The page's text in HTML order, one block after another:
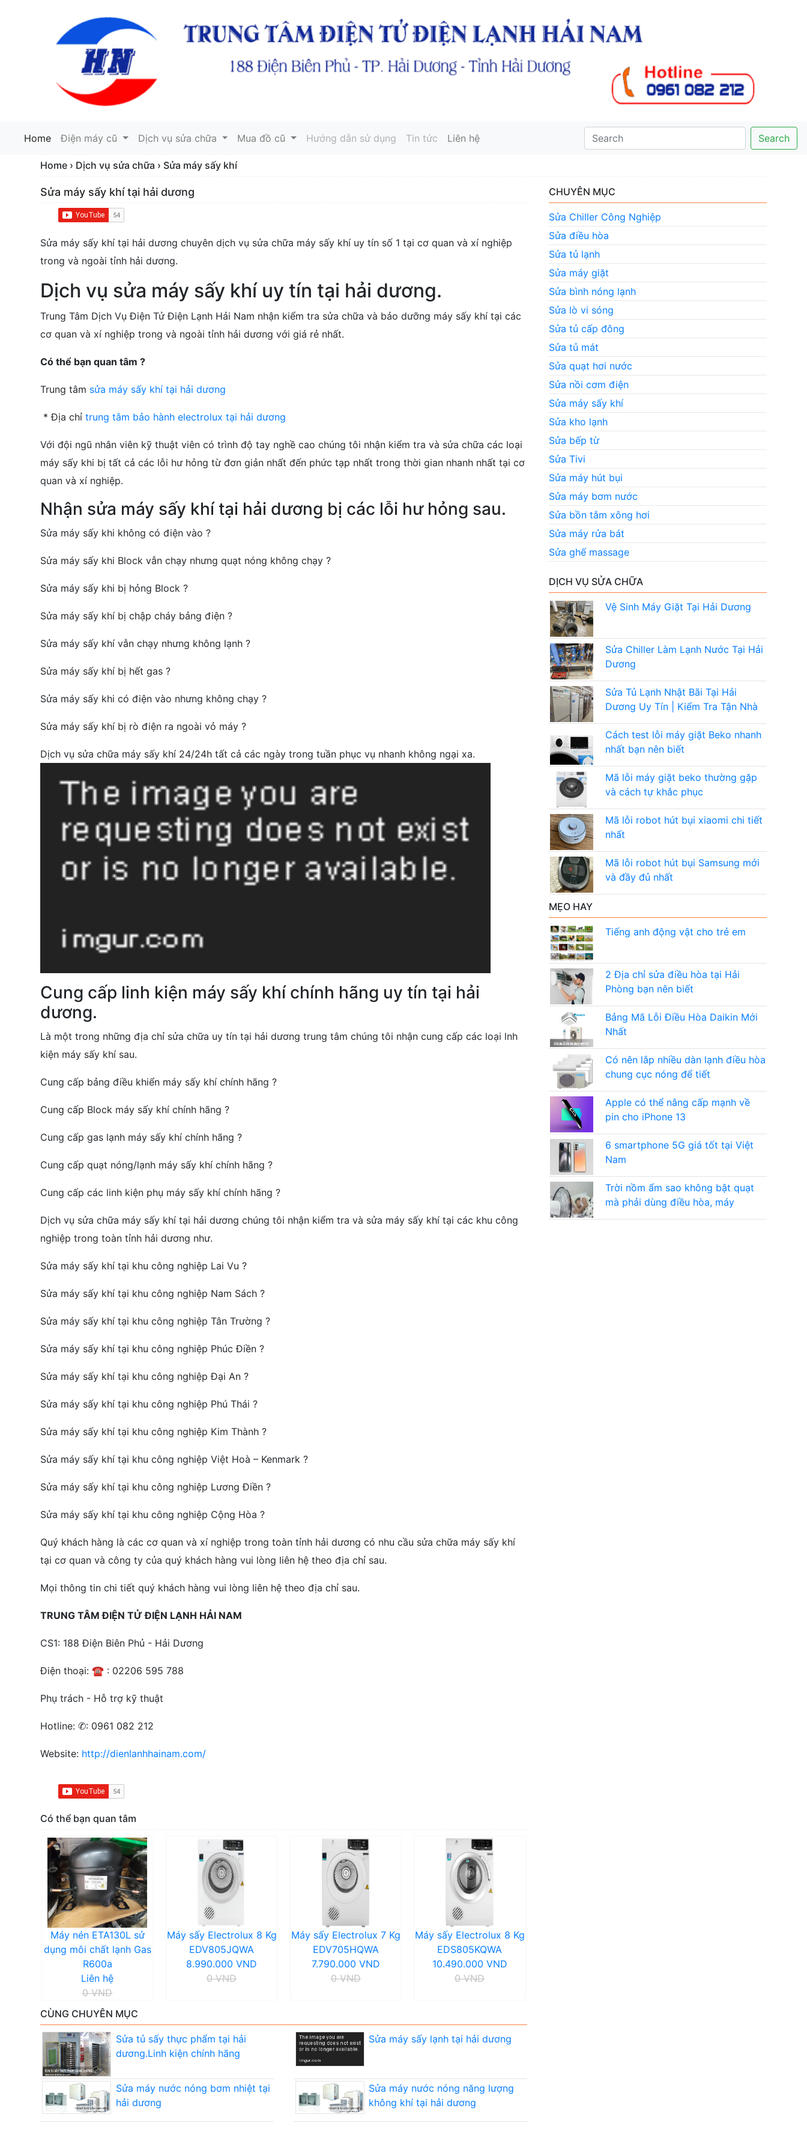
Home (current)
Điện máy cũ Dịch vụ sửa chữa Mua đồ cũ Hướng dẫn sử dụng Tin tức Liên hệ Search
Home › Dịch vụ sửa chữa › Sửa máy sấy khí
Sửa máy sấy khí tại hải dương
Sửa máy sấy khí tại hải dương chuyên dịch vụ sửa chữa máy sấy khí uy tín số 1 tại cơ quan và xí nghiệp
trong và ngoài tỉnh hải dương.
Dịch vụ sửa máy sấy khí uy tín tại hải dương.
Trung Tâm Dịch Vụ Điện Tử Điện Lạnh Hải Nam nhận kiểm tra sửa chữa và bảo dưỡng máy sấy khí tại các
cơ quan và xí nghiệp trong và ngoài tỉnh hải dương với giá rẻ nhất.
Có thể bạn quan tâm ?
Trung tâm sửa máy sấy khí tại hải dương
* Địa chỉtrung tâm bảo hành electrolux tại hải dương
Với đội ngũ nhân viên kỹ thuật viên có trình độ tay nghề cao chúng tôi nhận kiểm tra và sửa chữa các loại
máy sấy khi bị tất cả các lỗi hư hỏng từ đơn giản nhất đến phức tạp nhất trong thời gian nhanh nhất tại cơ
quan và xí nghiệp.
Nhận sửa máy sấy khí tại hải dương bị các lỗi hư hỏng sau.
Sửa máy sấy khi không có điện vào ?
Sửa máy sấy khi Block vẫn chạy nhưng quạt nóng không chạy ?
Sửa máy sấy khi bị hỏng Block ?
Sửa máy sấy khí bị chập cháy bảng điện ?
Sửa máy sấy khí vẫn chạy nhưng không lạnh ?
Sửa máy sấy khí bị hết gas ?
Sửa máy sấy khi có điện vào nhưng không chạy ?
Sửa máy sấy khí bị rò điện ra ngoài vỏ máy ?
Dịch vụ sửa chữa máy sấy khí 24/24h tất cả các ngày trong tuần phục vụ nhanh không ngại xa.
Cung cấp linh kiện máy sấy khí chính hãng uy tín tại hải
dương.
Là một trong những địa chỉ sửa chữa uy tín tại hải dương trung tâm chúng tôi nhận cung cấp các loại lnh
kiện máy sấy khí sau.
Cung cấp bảng điều khiển máy sấy khí chính hãng ?
Cung cấp Block máy sấy khí chính hãng ?
Cung cấp gas lạnh máy sấy khí chính hãng ?
Cung cấp quạt nóng/lạnh máy sấy khí chính hãng ?
Cung cấp các linh kiện phụ máy sấy khí chính hãng ?
Dịch vụ sửa chữa máy sấy khí tại hải dương chúng tôi nhận kiểm tra và sửa máy sấy khí tại các khu công
nghiệp trong toàn tỉnh hải dương như.
Sửa máy sấy khí tại khu công nghiệp Lai Vu ?
Sửa máy sấy khí tại khu công nghiệp Nam Sách ?
Sửa máy sấy khí tại khu công nghiệp Tân Trường ?
Sửa máy sấy khí tại khu công nghiệp Phúc Điền ?
Sửa máy sấy khí tại khu công nghiệp Đại An ?
Sửa máy sấy khí tại khu công nghiệp Phú Thái ?
Sửa máy sấy khí tại khu công nghiệp Kim Thành ?
Sửa máy sấy khí tại khu công nghiệp Việt Hoà – Kenmark ?
Sửa máy sấy khí tại khu công nghiệp Lương Điền ?
Sửa máy sấy khí tại khu công nghiệp Cộng Hòa ?
Quý khách hàng là các cơ quan và xí nghiệp trong toàn tỉnh hải dương có nhu cầu sửa chữa máy sấy khí
tại cơ quan và công ty của quý khách hàng vui lòng liên hệ theo địa chỉ sau.
Mọi thông tin chi tiết quý khách hàng vui lòng liên hệ theo địa chỉ sau.
TRUNG TÂM ĐIỆN TỬ ĐIỆN LẠNH HẢI NAM
CS1: 188 Điện Biên Phủ - Hải Dương
Điện thoại: ☎ : 02206 595 788
Phụ trách - Hỗ trợ kỹ thuật
Hotline: ✆: 0961 082 212
Website: http://dienlanhhainam.com/
Có thể bạn quan tâm
Máy nén ETA130L sử
dụng môi chất lạnh Gas
R600a
Liên hệ
0 VND
Máy sấy Electrolux 8 Kg
EDV805JQWA
8.990.000 VND
0 VND
Máy sấy Electrolux 7 Kg
EDV705HQWA
7.790.000 VND
0 VND
Máy sấy Electrolux 8 Kg
EDS805KQWA
10.490.000 VND
0 VND
CÙNG CHUYÊN MỤC
Sửa tủ sấy thực phẩm tại hải
dương.Linh kiện chính hãng
Sửa máy sấy lạnh tại hải dương
Sửa máy nước nóng bơm nhiệt tại
hải dương
Sửa máy nước nóng năng lượng
không khí tại hải dương
CHUYÊN MỤC
Sửa Chiller Công Nghiệp
Sửa điều hòa
Sửa tủ lạnh
Sửa máy giặt
Sửa bình nóng lạnh
Sửa lò vi sóng
Sửa tủ cấp đông
Sửa tủ mát
Sửa quạt hơi nước
Sửa nồi cơm điện
Sửa máy sấy khí
Sửa kho lạnh
Sửa bếp từ
Sửa Tivi
Sửa máy hút bụi
Sửa máy bơm nước
Sửa bồn tắm xông hơi
Sửa máy rửa bát
Sửa ghế massage
DỊCH VỤ SỬA CHỮA
Vệ Sinh Máy Giặt Tại Hải Dương
Sửa Chiller Làm Lạnh Nước Tại Hải
Dương
Sửa Tủ Lạnh Nhật Bãi Tại Hải
Dương Uy Tín | Kiểm Tra Tận Nhà
Cách test lỗi máy giặt Beko nhanh
nhất bạn nên biết
Mã lỗi máy giặt beko thường gặp
và cách tự khắc phục
Mã lỗi robot hút bụi xiaomi chi tiết
nhất
Mã lỗi robot hút bụi Samsung mới
và đầy đủ nhất
MẸO HAY
Tiếng anh động vật cho trẻ em
2 Địa chỉ sửa điều hòa tại Hải
Phòng bạn nên biết
Bảng Mã Lỗi Điều Hòa Daikin Mới
Nhất
Có nên lắp nhiều dàn lạnh điều hòa
chung cục nóng để tiết
Apple có thể nâng cấp mạnh về
pin cho iPhone 13
6 smartphone 5G giá tốt tại Việt
Nam
Trời nồm ẩm sao không bật quạt
mà phải dùng điều hòa, máy